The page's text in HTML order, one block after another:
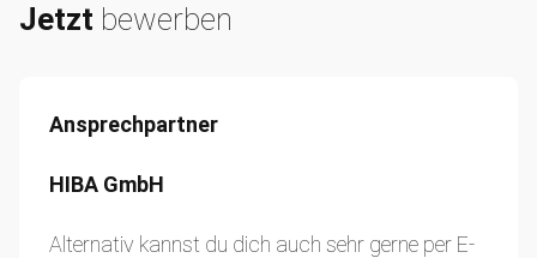
Jetzt bewerben
Ansprechpartner
HIBA GmbH
Alternativ kannst du dich auch sehr gerne per E-